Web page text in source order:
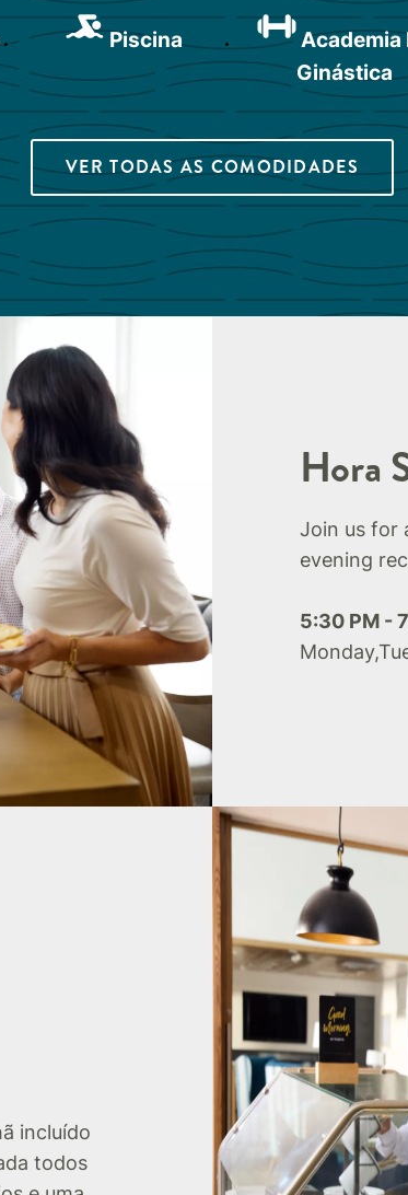
Piscina
Academia
Ginástica
VER TODAS AS COMODIDADES
Hora
Join us for
evening
5:30 PM -
incluído
todos